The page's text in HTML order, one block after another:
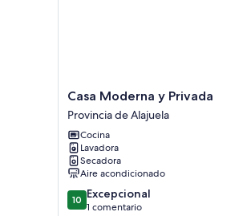
Casa
Moderna
y
Privada
Provincia
de
Alajuela
Casa Moderna y Privada
Provincia de Alajuela
Cocina
Lavadora
Secadora
Aire acondicionado
10.0
sobre
10 Excepcional
1 comentario